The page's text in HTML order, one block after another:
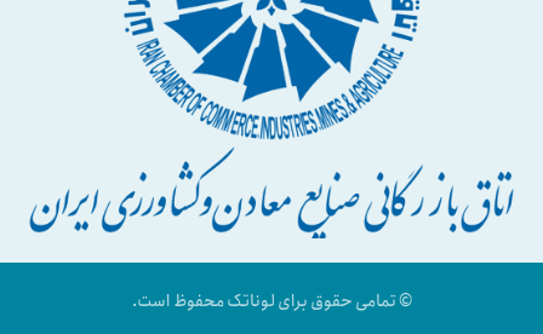
© تمامی حقوق برای لوناتک محفوظ است.